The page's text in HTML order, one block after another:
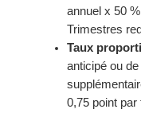
annuel x 50
Trimestres
Taux
anticipé ou
0,75 point